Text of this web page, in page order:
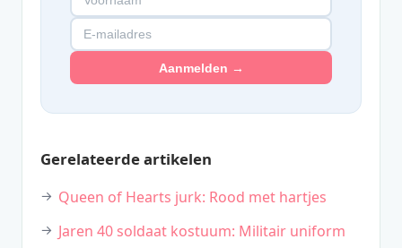
Aanmelden →
Gerelateerde artikelen
Queen of Hearts jurk: Rood met hartjes
Jaren 40 soldaat kostuum: Militair uniform